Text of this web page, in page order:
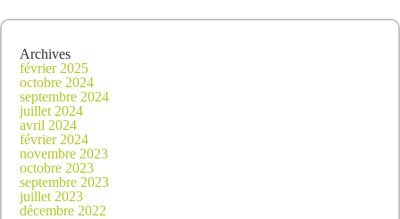
Archives
février 2025
octobre 2024
septembre 2024
juillet 2024
avril 2024
février 2024
novembre 2023
octobre 2023
septembre 2023
juillet 2023
décembre 2022